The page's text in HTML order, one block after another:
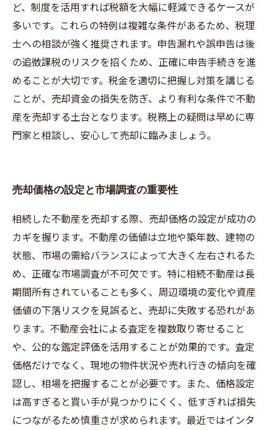
ど、制度を活用すれば税額を大幅に軽減できるケースが
多いです。これらの特例は複雑な条件があるため、税理
士への相談が強く推奨されます。申告漏れや誤申告は後
の追徴課税のリスクを招くため、正確に申告手続きを進
めることが大切です。税金を適切に把握し対策を講じる
ことが、売却資金の損失を防ぎ、より有利な条件で不動
産を売却する土台となります。税務上の疑問は早めに専
門家と相談し、安心して売却に臨みましょう。
売却価格の設定と市場調査の重要性
相続した不動産を売却する際、売却価格の設定が成功の
カギを握ります。不動産の価値は立地や築年数、建物の
状態、市場の需給バランスによって大きく左右されるた
め、正確な市場調査が不可欠です。特に相続不動産は長
期間所有されていることも多く、周辺環境の変化や資産
価値の下落リスクを見誤ると、売却に失敗する恐れがあ
ります。不動産会社による査定を複数取り寄せること
や、公的な鑑定評価を活用することが効果的です。査定
価格だけでなく、現地の物件状況や売れ行きの傾向を確
認し、相場を把握することが必要です。また、価格設定
は高すぎると買い手が見つかりにくく、低すぎれば損失
につながるため慎重さが求められます。最近ではインタ